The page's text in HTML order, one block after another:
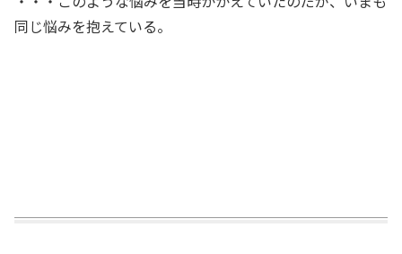
同じ悩みを抱えている。